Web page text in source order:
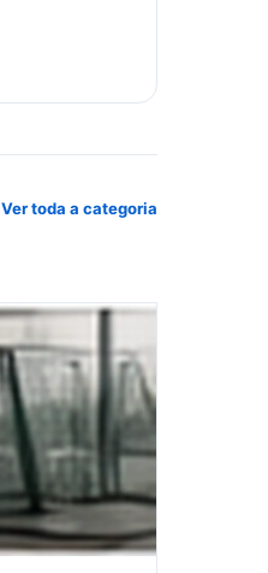
Ver toda a categoria